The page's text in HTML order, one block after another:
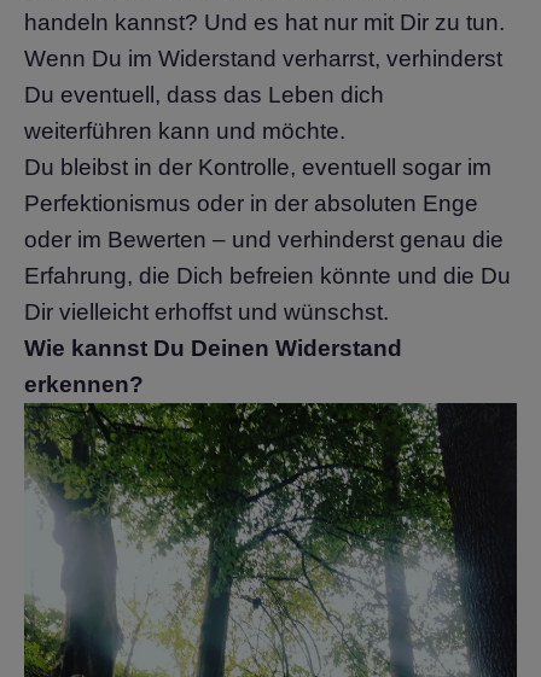
handeln kannst? Und es hat nur mit Dir zu tun.
Wenn Du im Widerstand verharrst, verhinderst
Du eventuell, dass das Leben dich
weiterführen kann und möchte.
Du bleibst in der Kontrolle, eventuell sogar im
Perfektionismus oder in der absoluten Enge
oder im Bewerten – und verhinderst genau die
Erfahrung, die Dich befreien könnte und die Du
Dir vielleicht erhoffst und wünschst.
Wie kannst Du Deinen Widerstand
erkennen?